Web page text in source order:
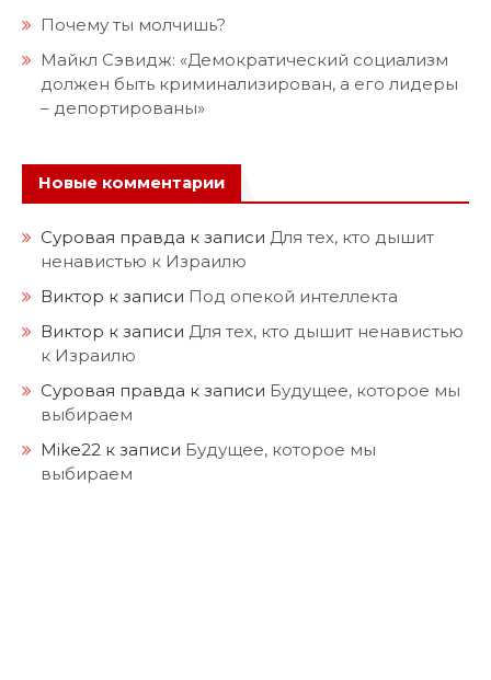
Почему ты молчишь?
Майкл Сэвидж: «Демократический социализм
должен быть криминализирован, а его лидеры
– депортированы»
Новые комментарии
Суровая правда к записи Для тех, кто дышит
ненавистью к Израилю
Виктор к записи Под опекой интеллекта
Виктор к записи Для тех, кто дышит ненавистью
к Израилю
Суровая правда к записи Будущее, которое мы
выбираем
Mike22 к записи Будущее, которое мы
выбираем